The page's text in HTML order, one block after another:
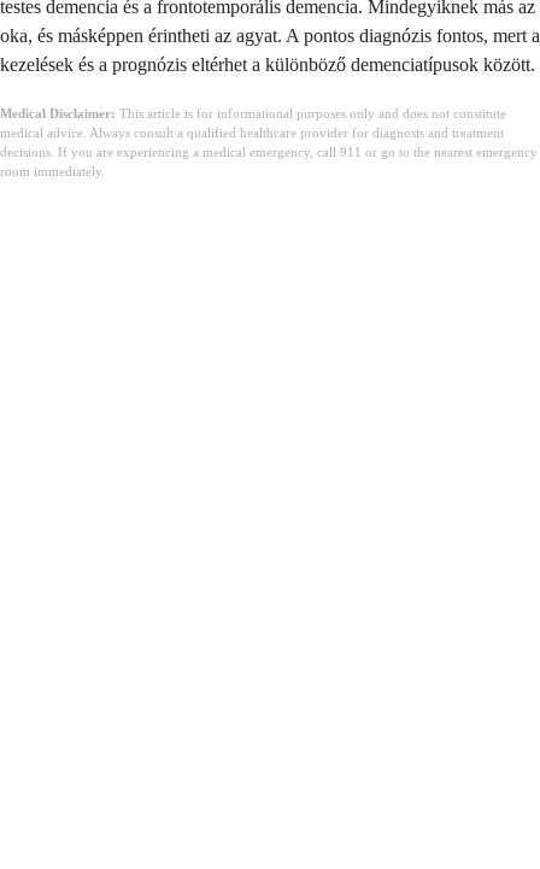
testes demencia és a frontotemporális demencia. Mindegyiknek más az
oka, és másképpen érintheti az agyat. A pontos diagnózis fontos, mert a
kezelések és a prognózis eltérhet a különböző demenciatípusok között.
Medical Disclaimer: This article is for informational purposes only and does not constitute
medical advice. Always consult a qualified healthcare provider for diagnosis and treatment
decisions. If you are experiencing a medical emergency, call 911 or go to the nearest emergency
room immediately.